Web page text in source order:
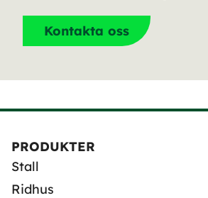
Kontakta oss
PRODUKTER
Stall
Ridhus